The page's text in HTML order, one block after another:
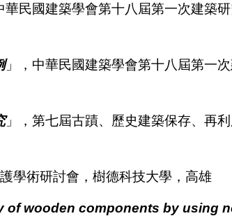
華民國建築學會第十八屆第一次建築
」，中華民國建築學會第十八屆第一
」，第七屆古蹟、歷史建築保存、再
學術研討會，樹德科技大學，高雄
of wooden components by using